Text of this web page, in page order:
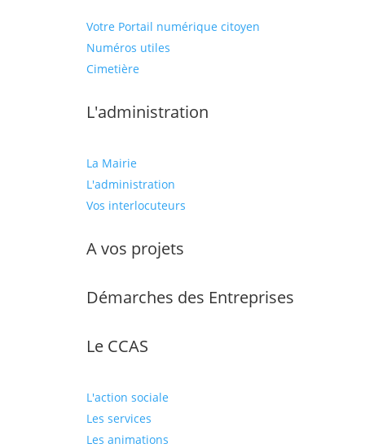
Votre Portail numérique citoyen
Numéros utiles
Cimetière
L'administration
La Mairie
L'administration
Vos interlocuteurs
A vos projets
Démarches des Entreprises
Le CCAS
L'action sociale
Les services
Les animations